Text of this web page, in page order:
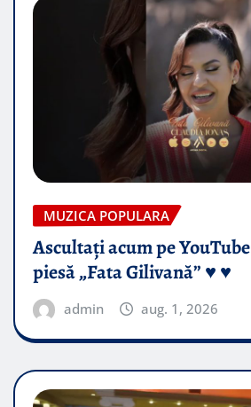
MUZICA POPULARA
Ascultați acum pe
piesă „Fata Gilivană” ♥️ ♥️
admin aug. 1, 2026